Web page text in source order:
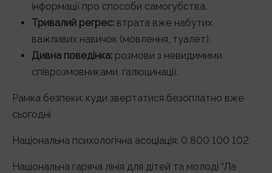
інформації про способи самогубства.
Тривалий регрес: втрата вже набутих
важливих навичок (мовлення, туалет).
Дивна поведінка: розмови з невидимими
співрозмовниками, галюцинації.
Рамка безпеки: куди звертатися безоплатно вже
сьогодні
Національна психологічна асоціація: 0 800 100 102
Національна гаряча лінія для дітей та молоді “Ла